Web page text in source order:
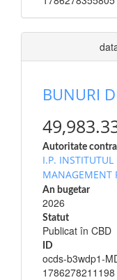
BUNURI
Autoritate
I.P.
MANAGEMENT
An bugetar
2026
Statut
Publicat în CBD
ID
ocds-b3wdp1-
1786278211198